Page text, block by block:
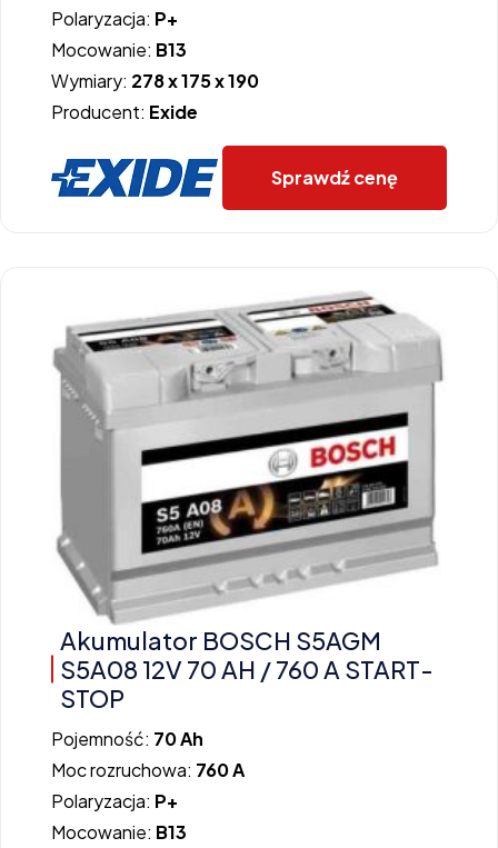
Polaryzacja: P+
Mocowanie: B13
Wymiary: 278 x 175 x 190
Producent: Exide
Sprawdź cenę
Akumulator BOSCH S5AGM
S5A08 12V 70 AH / 760 A START-
STOP
Pojemność: 70 Ah
Moc rozruchowa: 760 A
Polaryzacja: P+
Mocowanie: B13